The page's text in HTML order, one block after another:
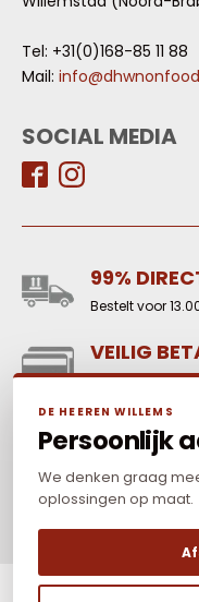
Tel: +31(0)168-85 11 88
Mail:
SOCIAL MEDIA
99%
Bestelt voor
VEILIG
Reken online
LAAGSTE
Elders
DE HEEREN WILLEMS
Persoonlijk
We denken graag
oplossingen op maat.